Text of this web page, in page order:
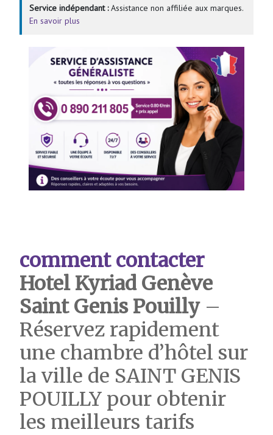
Service indépendant :Assistance non affiliée aux marques.
En savoir plus
comment contacter
Hotel Kyriad Genève
Saint Genis Pouilly–
Réservez rapidement
une chambre d’hôtel sur
la ville de SAINT GENIS
POUILLY pour obtenir
les meilleurs tarifs